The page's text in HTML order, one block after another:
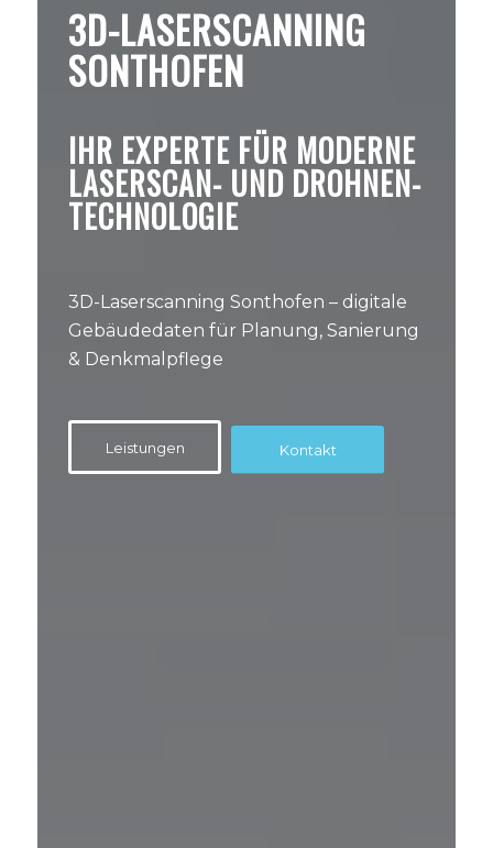
3D-LASERSCANNING
SONTHOFEN
IHR EXPERTE FÜR MODERNE
LASERSCAN- UND DROHNEN-
TECHNOLOGIE
3D-Laserscanning Sonthofen – digitale
Gebäudedaten für Planung, Sanierung
& Denkmalpflege
Leistungen Kontakt